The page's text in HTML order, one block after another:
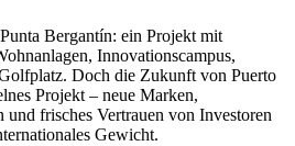
Bergantín: ein Projekt mit
Innovationscampus,
Doch die Zukunft von Puerto
Projekt – neue Marken,
und frisches Vertrauen von Investoren
Gewicht.